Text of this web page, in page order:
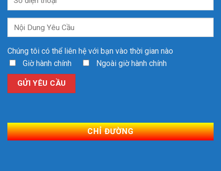
Chúng tôi có thể liên hệ với bạn vào thời gian nào
Giờ hành chính
Ngoài giờ hành chính
CHỈ ĐƯỜNG